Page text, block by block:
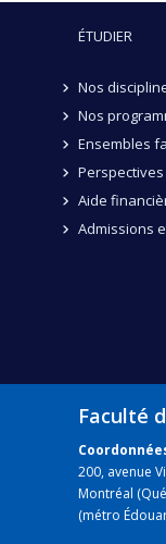
ÉTUDIER
Nos
Nos
Ensembles
Aide
Admissions
Faculté
200, avenue
Montréal
(métro